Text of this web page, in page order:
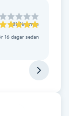
till Jimmie
16 dagar sedan